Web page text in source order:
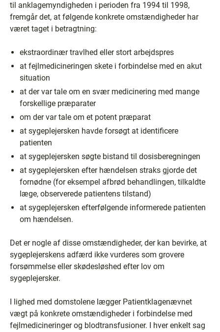
til anklagemyndigheden i perioden fra 1994 til 1998,
fremgår det, at følgende konkrete omstændigheder har
været taget i betragtning:
ekstraordinær travlhed eller stort arbejdspres
at fejlmedicineringen skete i forbindelse med en akut
situation
at der var tale om en svær medicinering med mange
forskellige præparater
om der var tale om et potent præparat
at sygeplejersken havde forsøgt at identificere
patienten
at sygeplejersken søgte bistand til dosisberegningen
at sygeplejersken efter hændelsen straks gjorde det
fornødne (for eksempel afbrød behandlingen, tilkaldte
læge, observerede patientens tilstand)
at sygeplejersken efterfølgende informerede patienten
om hændelsen.
Det er nogle af disse omstændigheder, der kan bevirke, at
sygeplejerskens adfærd ikke vurderes som grovere
forsømmelse eller skødesløshed efter lov om
sygeplejersker.
I lighed med domstolene lægger Patientklagenævnet
vægt på konkrete omstændigheder i forbindelse med
fejlmedicineringer og blodtransfusioner. I hver enkelt sag